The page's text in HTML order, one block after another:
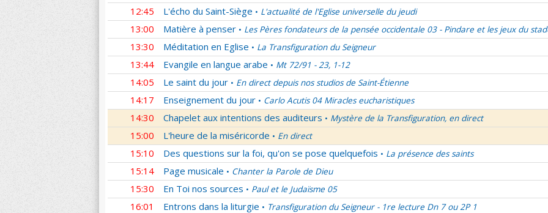
12:45 L'écho du Saint-Siège • L'actualité de l'Eglise universelle du jeudi
13:00 Matière à penser • Les Pères fondateurs de la pensée occidentale 03 - Pindare et les jeux du
13:30 Méditation en Eglise • La Transfiguration du Seigneur
13:44 Evangile en langue arabe • Mt 72/91 - 23, 1-12
14:05 Le saint du jour • En direct depuis nos studios de Saint-Étienne
14:17 Enseignement du jour • Carlo Acutis 04 Miracles eucharistiques
14:30 Chapelet aux intentions des auditeurs • Mystère de la Transfiguration, en direct
15:00 L'heure de la miséricorde • En direct
15:10 Des questions sur la foi, qu'on se pose quelquefois • La présence des saints
15:14 Page musicale • Chanter la Parole de Dieu
15:30 En Toi nos sources • Paul et le Judaïsme 05
16:01 Entrons dans la liturgie • Transfiguration du Seigneur - 1re lecture Dn 7 ou 2P 1